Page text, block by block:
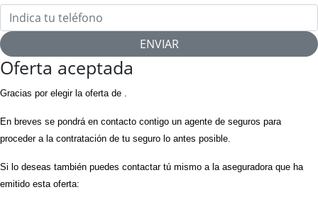
ENVIAR
Oferta aceptada
Gracias por elegir la oferta de .
En breves se pondrá en contacto contigo un agente de seguros para
proceder a la contratación de tu seguro lo antes posible.
Si lo deseas también puedes contactar tú mismo a la aseguradora que ha
emitido esta oferta: